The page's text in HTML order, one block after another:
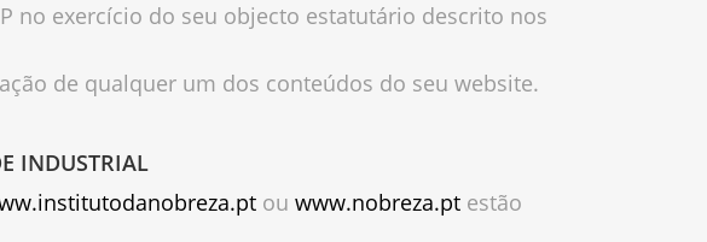
no exercício do seu objecto estatutário descrito nos
de qualquer um dos conteúdos do seu website.
INDUSTRIAL
ou www.nobreza.pt estão